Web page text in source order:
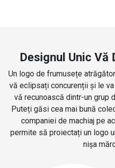
Designul Unic
Un logo de frumusețe
vă eclipsați concurenții și le
vă recunoască dintr-un grup
Puteți găsi cea mai bună
companiei de machiaj pe
permite să proiectați un logo
nișa